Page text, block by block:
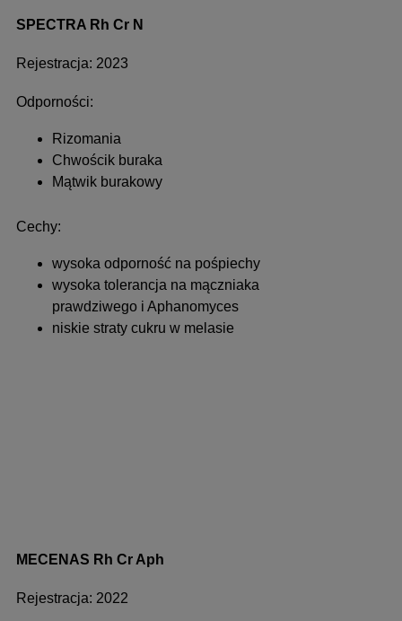
SPECTRA Rh Cr N
Rejestracja: 2023
Odporności:
Rizomania
Chwościk buraka
Mątwik burakowy
Cechy:
wysoka odporność na pośpiechy
wysoka tolerancja na mączniaka
prawdziwego i Aphanomyces
niskie straty cukru w melasie
MECENAS Rh Cr Aph
Rejestracja: 2022